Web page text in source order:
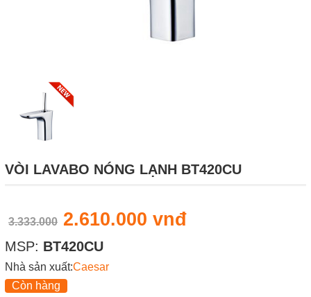
VÒI LAVABO NÓNG LẠNH BT420CU
3.333.000 2.610.000 vnđ
MSP: BT420CU
Nhà sản xuất:Caesar
Còn hàng